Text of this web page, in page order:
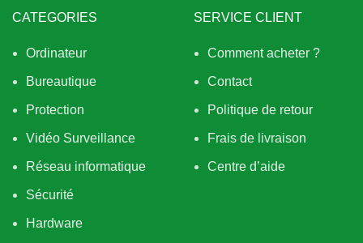
CATEGORIES
Ordinateur
Bureautique
Protection
Vidéo Surveillance
Réseau informatique
Sécurité
Hardware
SERVICE CLIENT
Comment acheter ?
Contact
Politique de retour
Frais de livraison
Centre d’aide